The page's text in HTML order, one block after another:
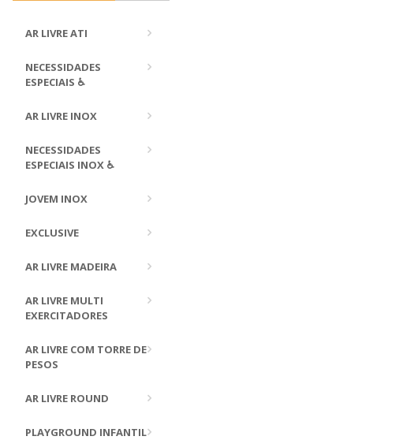
AR LIVRE ATI
NECESSIDADES
ESPECIAIS ♿
AR LIVRE INOX
NECESSIDADES
ESPECIAIS INOX ♿
JOVEM INOX
EXCLUSIVE
AR LIVRE MADEIRA
AR LIVRE MULTI
EXERCITADORES
AR LIVRE COM TORRE DE
PESOS
AR LIVRE ROUND
PLAYGROUND INFANTIL